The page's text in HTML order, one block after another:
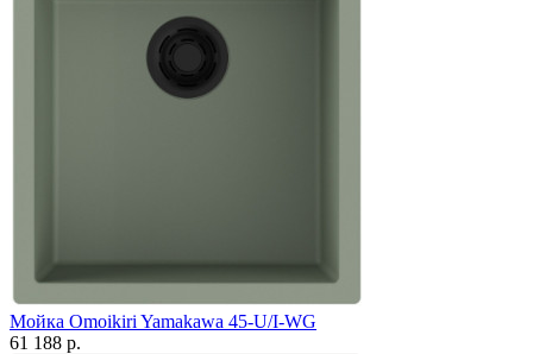
Мойка Omoikiri Yamakawa 45-U/I-WG
61 188 р.